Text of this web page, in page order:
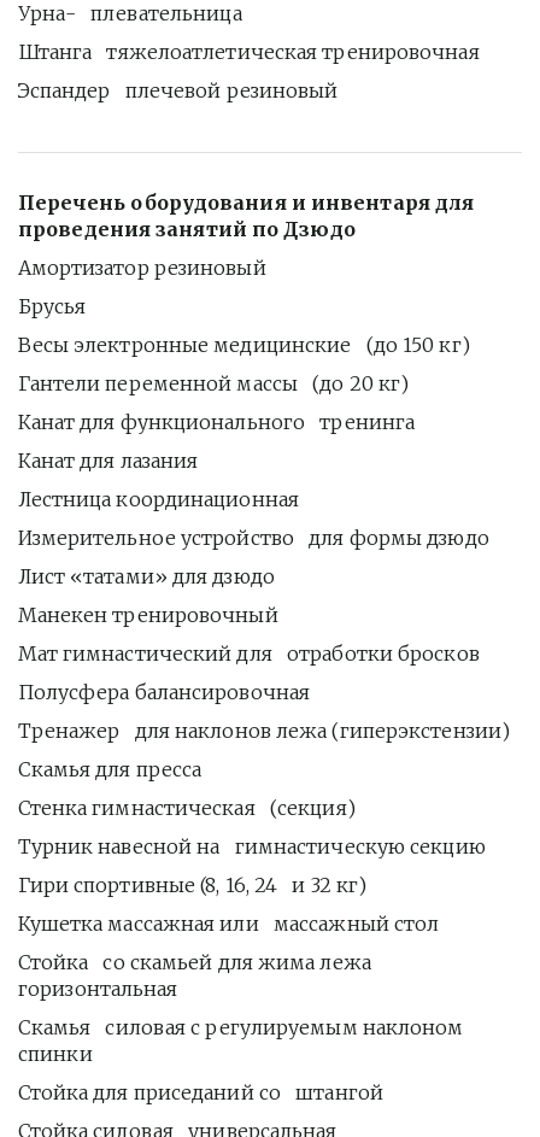
Урна-   плевательница
Штанга   тяжелоатлетическая тренировочная
Эспандер   плечевой резиновый
Перечень оборудования и инвентаря для
проведения занятий по Дзюдо
Амортизатор резиновый
Брусья
Весы электронные медицинские   (до 150 кг)
Гантели переменной массы   (до 20 кг)
Канат для функционального   тренинга
Канат для лазания
Лестница координационная
Измерительное устройство   для формы дзюдо
Лист «татами» для дзюдо
Манекен тренировочный
Мат гимнастический для   отработки бросков
Полусфера балансировочная
Тренажер   для наклонов лежа (гиперэкстензии)
Скамья для пресса
Стенка гимнастическая   (секция)
Турник навесной на   гимнастическую секцию
Гири спортивные (8, 16, 24   и 32 кг)
Кушетка массажная или   массажный стол
Стойка   со скамьей для жима лежа
горизонтальная
Скамья   силовая с регулируемым наклоном
спинки
Стойка для приседаний со   штангой
Стойка силовая   универсальная